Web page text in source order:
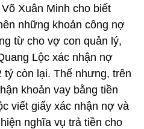
Xuân Minh cho biết
những khoản công nợ
từ cho vợ con quản lý,
Lộc xác nhận nợ
tỷ còn lại. Thế nhưng, trên
khoản vay bằng tiền
viết giấy xác nhận nợ và
nghĩa vụ trả tiền cho